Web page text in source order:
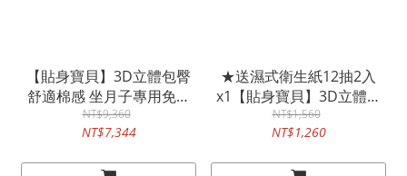
【貼身寶貝】3D立體包臀
舒適棉感 坐月子專用免洗
褲L-XXL(5件/包x72入)-箱購
NT$9,360
NT$7,344
★送濕式衛生紙12抽2入
x1【貼身寶貝】3D立體包
臀舒適棉感 坐月子專用免
洗褲L-XXL(5件/包x12入)
NT$1,560
NT$1,260